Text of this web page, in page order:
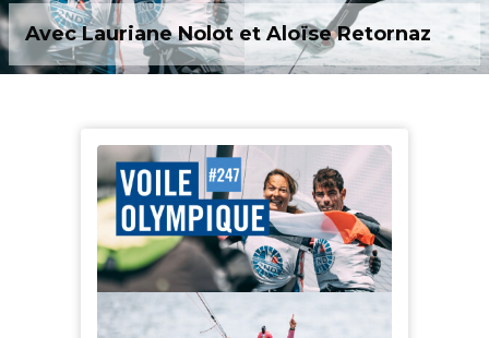
Avec Lauriane Nolot et Aloïse Retornaz